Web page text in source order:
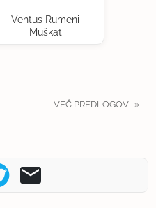
Ventus Rumeni
Muškat
VEČ PREDLOGOV